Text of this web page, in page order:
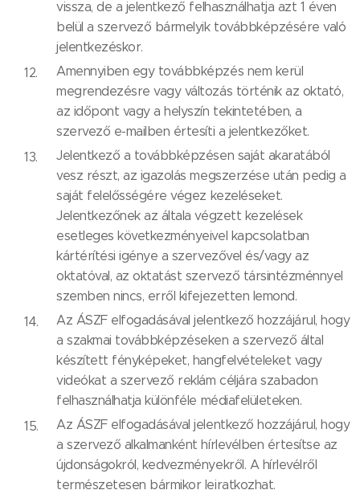
vissza, de a jelentkező felhasználhatja azt 1 éven
belül a szervező bármelyik továbbképzésére való
jelentkezéskor.
Amennyiben egy továbbképzés nem kerül
megrendezésre vagy változás történik az oktató,
az időpont vagy a helyszín tekintetében, a
szervező e-mailben értesíti a jelentkezőket.
Jelentkező a továbbképzésen saját akaratából
vesz részt, az igazolás megszerzése után pedig a
saját felelősségére végez kezeléseket.
Jelentkezőnek az általa végzett kezelések
esetleges következményeivel kapcsolatban
kártérítési igénye a szervezővel és/vagy az
oktatóval, az oktatást szervező társintézménnyel
szemben nincs, erről kifejezetten lemond.
Az ÁSZF elfogadásával jelentkező hozzájárul, hogy
a szakmai továbbképzéseken a szervező által
készített fényképeket, hangfelvételeket vagy
videókat a szervező reklám céljára szabadon
felhasználhatja különféle médiafelületeken.
Az ÁSZF elfogadásával jelentkező hozzájárul, hogy
a szervező alkalmanként hírlevélben értesítse az
újdonságokról, kedvezményekről. A hírlevélről
természetesen bármikor leiratkozhat.